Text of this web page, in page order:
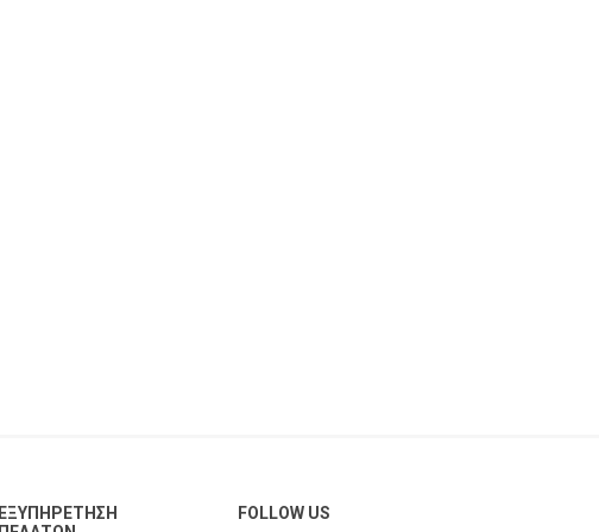
ΕΞΥΠΗΡΈΤΗΣΗ
FOLLOW US